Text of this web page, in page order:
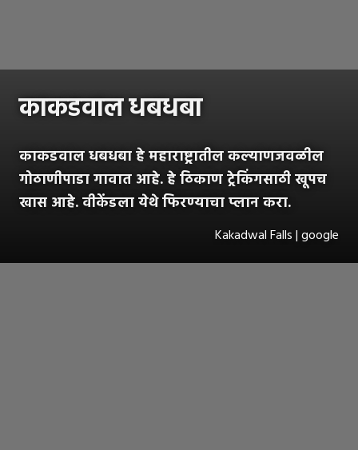
काकडवाल धबधबा
काकडवाल धबधबा हे महाराष्ट्रातील कल्याणजवळील
गोठाणीपाडा गावात आहे. हे ठिकाण ट्रेकिंगसाठी खूपच
खास आहे. वीकेंडला येथे फिरण्याचा प्लान करा.
Kakadwal Falls | google